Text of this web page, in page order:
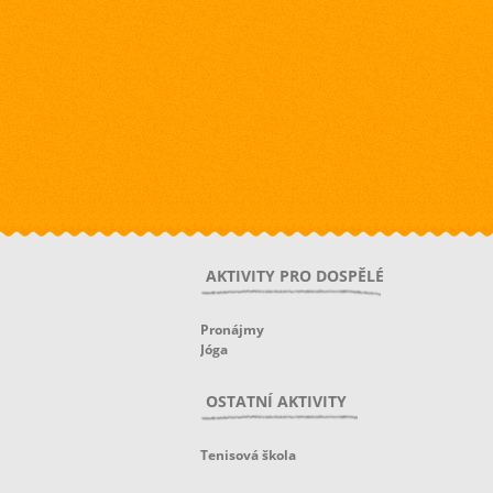
AKTIVITY PRO DOSPĚLÉ
Pronájmy
Jóga
OSTATNÍ AKTIVITY
Tenisová škola